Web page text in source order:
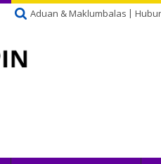
Aduan & Maklumbalas